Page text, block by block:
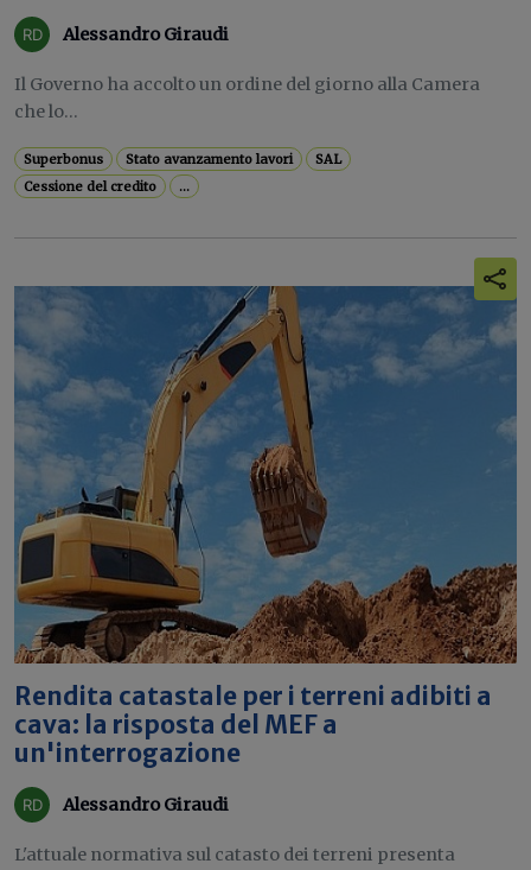
Alessandro Giraudi
Il Governo ha accolto un ordine del giorno alla Camera
che lo...
Superbonus Stato avanzamento lavori
SAL
Cessione del credito
...
Rendita catastale per i terreni adibiti a
cava: la risposta del MEF a
un'interrogazione
Alessandro Giraudi
L'attuale normativa sul catasto dei terreni presenta